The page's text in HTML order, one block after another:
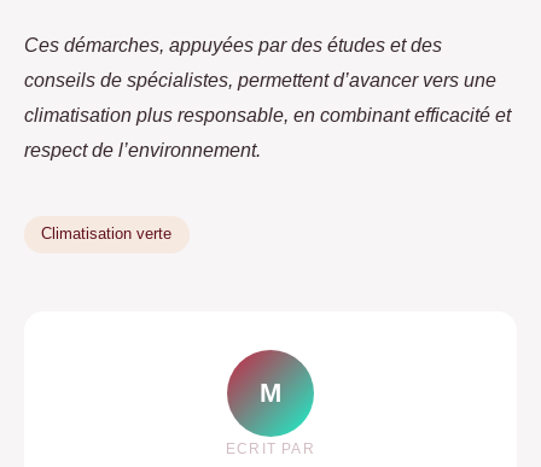
Ces démarches, appuyées par des études et des
conseils de spécialistes, permettent d’avancer vers une
climatisation plus responsable, en combinant efficacité et
respect de l’environnement.
Climatisation verte
M
ECRIT PAR